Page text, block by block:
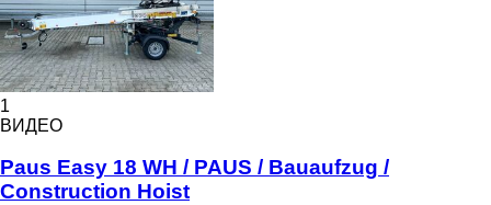
1
ВИДЕО
Paus Easy 18 WH / PAUS / Bauaufzug /
Construction Hoist